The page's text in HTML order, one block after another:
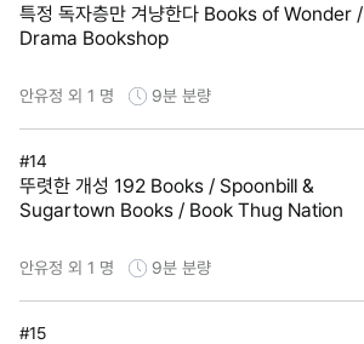
특정 독자층만 겨냥한다 Books of Wonder /
Drama Bookshop
안유정 외 1 명 9분 분량
#14
뚜렷한 개성 192 Books / Spoonbill &
Sugartown Books / Book Thug Nation
안유정 외 1 명 9분 분량
#15